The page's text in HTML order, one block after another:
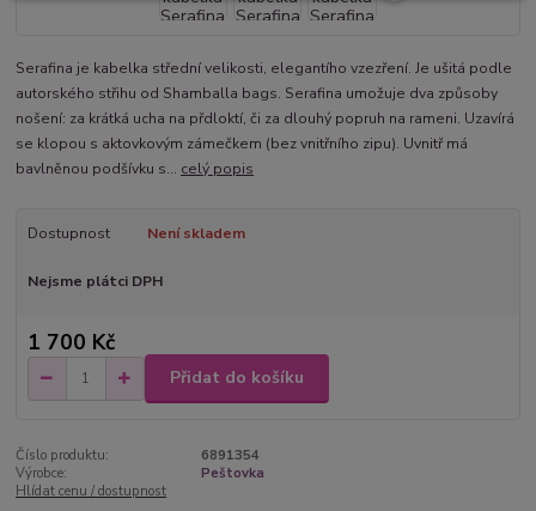
Serafina je kabelka střední velikosti, elegantího vzezření. Je ušitá podle
autorského střihu od Shamballa bags. Serafina umožuje dva způsoby
nošení: za krátká ucha na přdloktí, či za dlouhý popruh na rameni. Uzavírá
se klopou s aktovkovým zámečkem (bez vnitřního zipu). Uvnitř má
bavlněnou podšívku s... celý popis
Dostupnost Není skladem
Nejsme plátci DPH
1 700 Kč
Přidat do košíku
Číslo produktu:
6891354
Výrobce:
Peštovka
Hlídat cenu / dostupnost